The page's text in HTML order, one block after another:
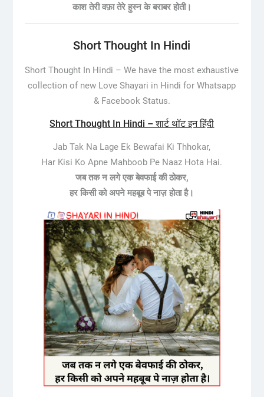
काश तेरी वफ़ा तेरे हुस्न के बराबर होती।
Short Thought In Hindi
Short Thought In Hindi –We have the most exhaustive
collection of new Love Shayari in Hindi for Whatsapp
& Facebook Status.
Short Thought In Hindi – शार्ट थॉट इन हिंदी
Jab Tak Na Lage Ek Bewafai Ki Thhokar,
Har Kisi Ko Apne Mahboob Pe Naaz Hota Hai.
जब तक न लगे एक बेवफाई की ठोकर,
हर किसी को अपने महबूब पे नाज़ होता है।